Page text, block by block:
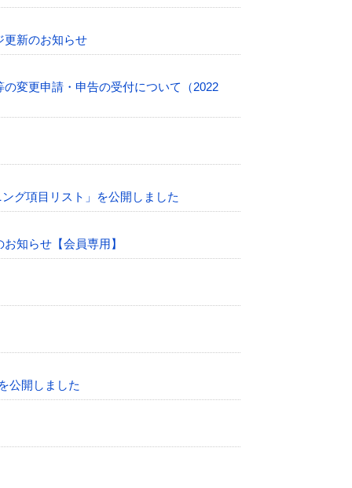
更新のお知らせ
変更申請・申告の受付について（2022
グ項目リスト」を公開しました
知らせ【会員専用】
公開しました